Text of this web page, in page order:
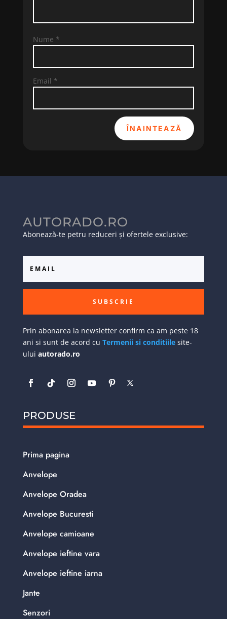
Nume *
Email *
ÎNAINTEAZĂ
AUTORADO.RO
Abonează-te petru reduceri și ofertele exclusive:
SUBSCRIE
Prin abonarea la newsletter confirm ca am peste 18
ani si sunt de acord cu Termenii si conditiilesite-
ului autorado.ro
PRODUSE
Prima pagina
Anvelope
Anvelope Oradea
Anvelope Bucuresti
Anvelope camioane
Anvelope ieftine vara
Anvelope ieftine iarna
Jante
Senzori